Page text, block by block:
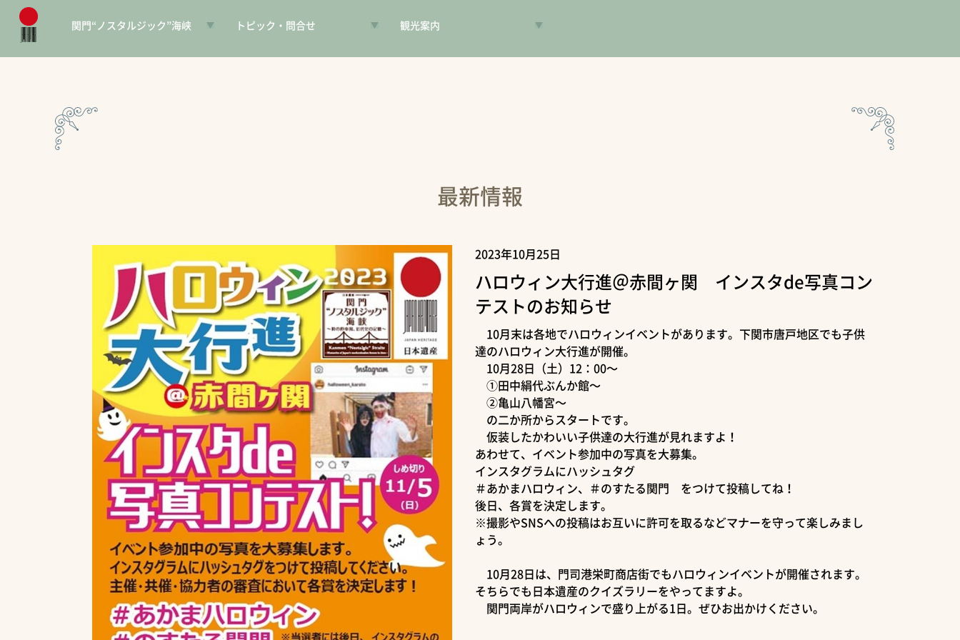
関門“ノスタルジック”海峡
日本遺産とは
トピック・問合せ
お知らせ
観光案内
VR昔旅
最新情報
2023年10月25日
ハロウィン大行進＠赤間ヶ関 インスタde写真コン
テストのお知らせ
10月末は各地でハロウィンイベントがあります。下関市唐戸地区でも子供
達のハロウィン大行進が開催。
10月28日（土）12：00～
①田中絹代ぶんか館～
②亀山八幡宮～
の二か所からスタートです。
仮装したかわいい子供達の大行進が見れますよ！
あわせて、イベント参加中の写真を大募集。
インスタグラムにハッシュタグ
＃あかまハロウィン、＃のすたる関門 をつけて投稿してね！
後日、各賞を決定します。
※撮影やSNSへの投稿はお互いに許可を取るなどマナーを守って楽しみまし
ょう。
10月28日は、門司港栄町商店街でもハロウィンイベントが開催されます。
そちらでも日本遺産のクイズラリーをやってますよ。
関門両岸がハロウィンで盛り上がる1日。ぜひお出かけください。